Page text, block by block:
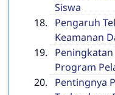
Siswa
Pengaruh
Keamanan
Program
Pentingnya